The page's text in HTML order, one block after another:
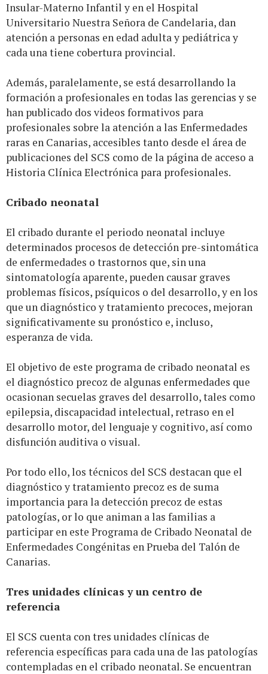
Insular-Materno Infantil y en el Hospital
Universitario Nuestra Señora de Candelaria, dan
atención a personas en edad adulta y pediátrica y
cada una tiene cobertura provincial.
Además, paralelamente, se está desarrollando la
formación a profesionales en todas las gerencias y se
han publicado dos videos formativos para
profesionales sobre la atención a las Enfermedades
raras en Canarias, accesibles tanto desde el área de
publicaciones del SCS como de la página de acceso a
Historia Clínica Electrónica para profesionales.
Cribado neonatal
El cribado durante el periodo neonatal incluye
determinados procesos de detección pre-sintomática
de enfermedades o trastornos que, sin una
sintomatología aparente, pueden causar graves
problemas físicos, psíquicos o del desarrollo, y en los
que un diagnóstico y tratamiento precoces, mejoran
significativamente su pronóstico e, incluso,
esperanza de vida.
El objetivo de este programa de cribado neonatal es
el diagnóstico precoz de algunas enfermedades que
ocasionan secuelas graves del desarrollo, tales como
epilepsia, discapacidad intelectual, retraso en el
desarrollo motor, del lenguaje y cognitivo, así como
disfunción auditiva o visual.
Por todo ello, los técnicos del SCS destacan que el
diagnóstico y tratamiento precoz es de suma
importancia para la detección precoz de estas
patologías, or lo que animan a las familias a
participar en este Programa de Cribado Neonatal de
Enfermedades Congénitas en Prueba del Talón de
Canarias.
Tres unidades clínicas y un centro de
referencia
El SCS cuenta con tres unidades clínicas de
referencia específicas para cada una de las patologías
contempladas en el cribado neonatal. Se encuentran